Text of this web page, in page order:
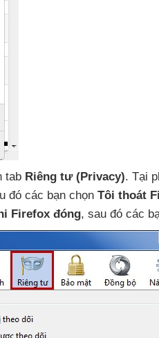
tab Riêng tư (Privacy). Tại
đó các bạn chọn Tôi thoát
Firefox đóng, sau đó các